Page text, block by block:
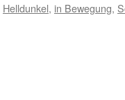
Helldunkel, in Bewegung,